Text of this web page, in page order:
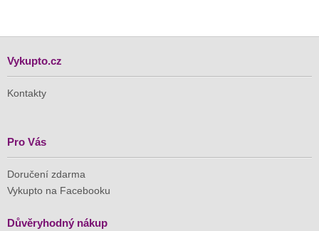
Vykupto.cz
Kontakty
Pro Vás
Doručení zdarma
Vykupto na Facebooku
Důvěryhodný nákup